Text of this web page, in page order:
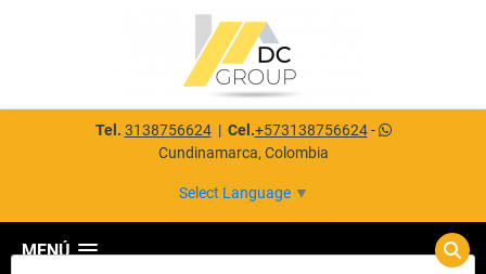
Tel. 3138756624| Cel.+573138756624-
Cundinamarca, Colombia
Select Language ▼
MENÚ